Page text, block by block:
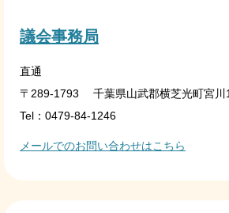
議会事務局
直通
〒289-1793
千葉県山武郡横芝光町宮
Tel：0479-84-1246
メールでのお問い合わせはこちら